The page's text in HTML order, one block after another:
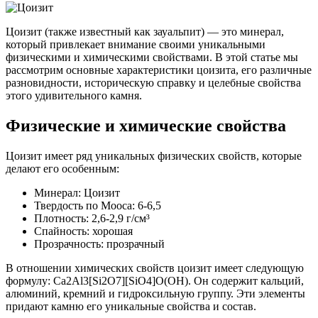
Цоизит (также известный как зауальпит) — это минерал,
который привлекает внимание своими уникальными
физическими и химическими свойствами. В этой статье мы
рассмотрим основные характеристики цоизита, его различные
разновидности, историческую справку и целебные свойства
этого удивительного камня.
Физические и химические свойства
Цоизит имеет ряд уникальных физических свойств, которые
делают его особенным:
Минерал: Цоизит
Твердость по Мооса: 6-6,5
Плотность: 2,6-2,9 г/см³
Спайность: хорошая
Прозрачность: прозрачный
В отношении химических свойств цоизит имеет следующую
формулу: Ca2Al3[Si2O7][SiO4]O(OH). Он содержит кальций,
алюминий, кремний и гидроксильную группу. Эти элементы
придают камню его уникальные свойства и состав.